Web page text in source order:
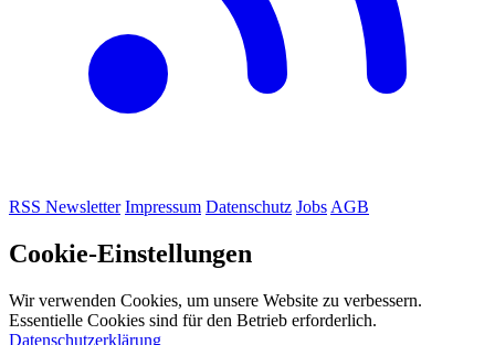
RSS Newsletter Impressum Datenschutz Jobs AGB
Cookie-Einstellungen
Wir verwenden Cookies, um unsere Website zu verbessern.
Essentielle Cookies sind für den Betrieb erforderlich.
Datenschutzerklärung